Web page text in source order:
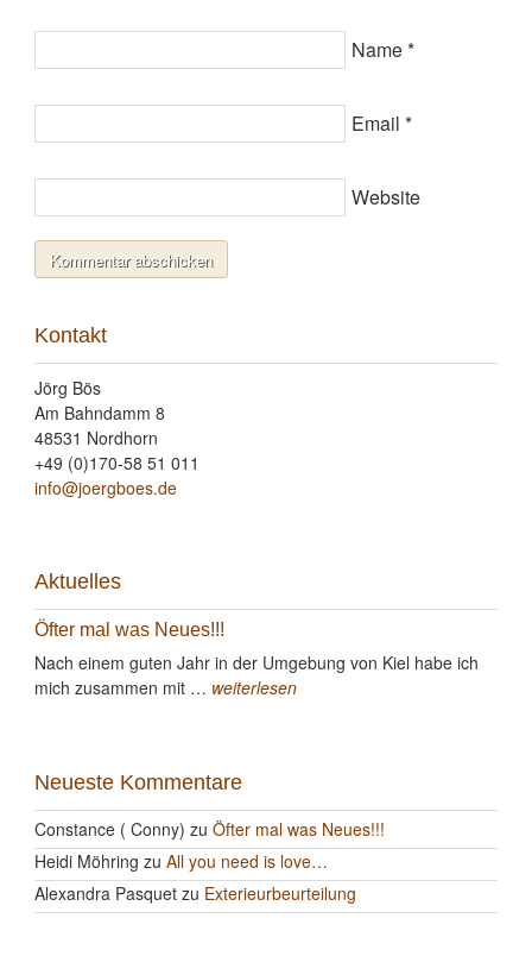
Name*
Email *
Website
Kontakt
Jörg Bös
Am Bahndamm 8
48531 Nordhorn
+49 (0)170-58 51 011
info@joergboes.de
Aktuelles
Öfter mal was Neues!!!
Nach einem guten Jahr in der Umgebung von Kiel habe ich
mich zusammen mit … weiterlesen
Neueste Kommentare
Constance ( Conny) zu Öfter mal was Neues!!!
Heidi Möhring zu All you need is love…
Alexandra Pasquetzu Exterieurbeurteilung